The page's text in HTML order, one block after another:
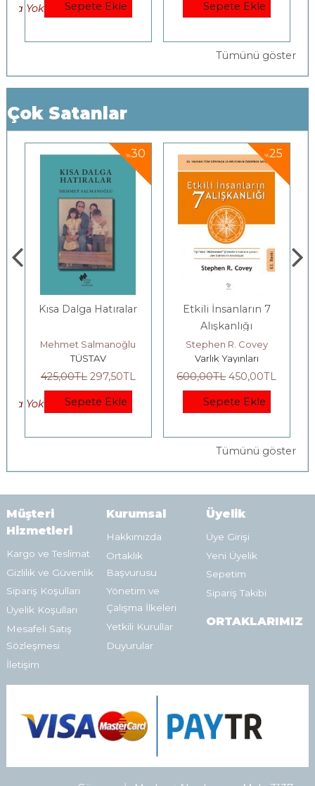
Yok)
Sepete Ekle
Sepete Ekle
Tümünü göster
Çok Satanlar
Yok)
%30
Kısa Dalga Hatıralar
Mehmet Salmanoğlu
TÜSTAV
425,00TL 297,50TL
Sepete Ekle
%25
Etkili İnsanların 7
Alışkanlığı
Stephen R. Covey
Varlık Yayınları
600,00TL 450,00TL
Sepete Ekle
Tümünü göster
Müşteri
Hizmetleri
Kargo ve Teslimat
Gizlilik ve Güvenlik
Sipariş Koşulları
Üyelik Koşulları
Mesafeli Satış
Sözleşmesi
İletişim
Kurumsal
Hakkımızda
Ortaklık
Başvurusu
Yönetim ve
Çalışma İlkeleri
Yetkili Kurullar
Duyurular
Üyelik
Üye Girişi
Yeni Üyelik
Sepetim
Sipariş Takibi
ORTAKLARIMIZ